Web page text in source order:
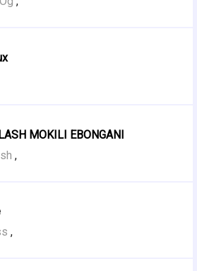
MOKILI EBONGANI
,
,